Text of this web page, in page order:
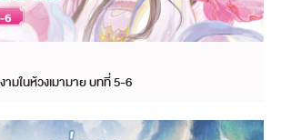
มในห้วงเมามาย บทที่ 5-6